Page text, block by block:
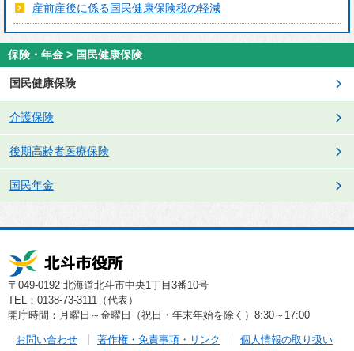
産前産後に係る国民健康保険税の軽減
保険・年金 > 国民健康保険
国民健康保険
介護保険
後期高齢者医療保険
国民年金
〒049-0192 北海道北斗市中央1丁目3番10号
TEL：0138-73-3111（代表）
開庁時間：月曜日～金曜日（祝日・年末年始を除く）8:30～17:00
お問い合わせ 著作権・免責事項・リンク 個人情報の取り扱い